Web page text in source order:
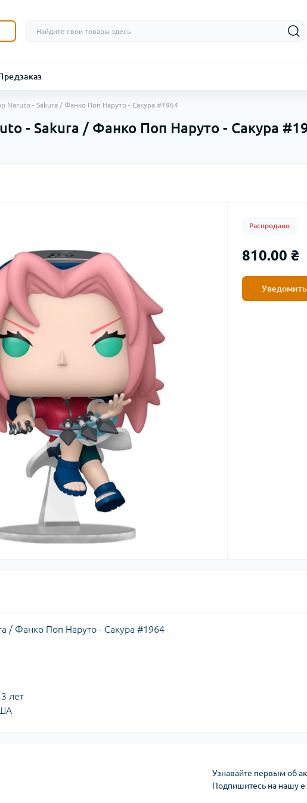
Naruto - Sakura / Фанко Поп Наруто - Сакура #1964
- Sakura / Фанко Поп Наруто - Сакура
Распродано
810.00 ₴
/ Фанко Поп Наруто - Сакура #1964
лет
Узнавайте первым об
Подпишитесь на нашу